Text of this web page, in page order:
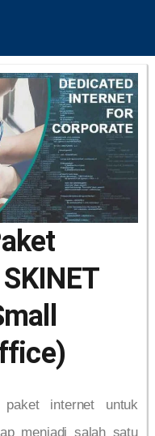
paket internet untuk
menjadi salah satu